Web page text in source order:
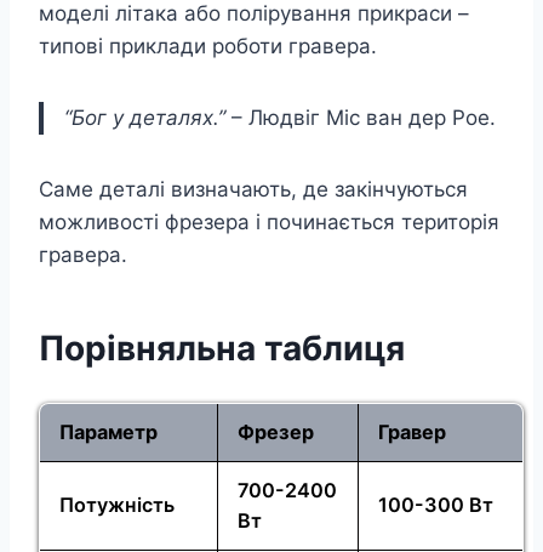
моделі літака або полірування прикраси –
типові приклади роботи гравера.
“Бог у деталях.”– Людвіг Міс ван дер Рое.
Саме деталі визначають, де закінчуються
можливості фрезера і починається територія
гравера.
Порівняльна таблиця
Параметр Фрезер Гравер
Потужність
700-2400
Вт
100-300 Вт